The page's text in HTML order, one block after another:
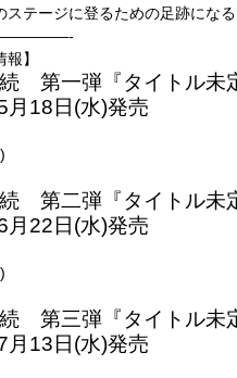
ステージに登るための足跡になる
報】
第一弾『タイトル未
月18日(水)発売
第二弾『タイトル未
月22日(水)発売
第三弾『タイトル未
月13日(水)発売